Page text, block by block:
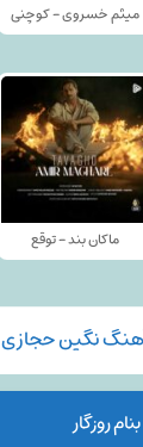
میثم خسروی - کوچنی
ماکان بند - توقع
نگین حجازی
روزگار